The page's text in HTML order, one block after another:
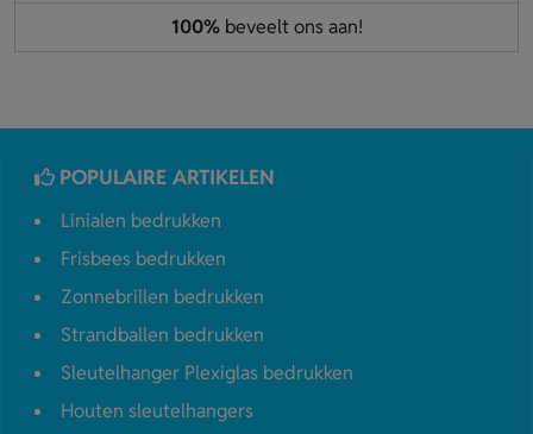
100%beveelt ons aan!
POPULAIRE ARTIKELEN
Linialen bedrukken
Frisbees bedrukken
Zonnebrillen bedrukken
Strandballen bedrukken
Sleutelhanger Plexiglas bedrukken
Houten sleutelhangers